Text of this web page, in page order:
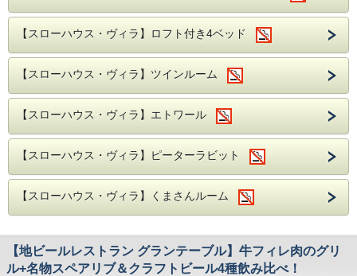
【スローハウス・ヴィラ】ロフト付き4ベッド
【スローハウス・ヴィラ】ツインルーム
【スローハウス・ヴィラ】エトワール
【スローハウス・ヴィラ】ピーターラビット
【スローハウス・ヴィラ】くまさんルーム
【地ビールレストラン グランテーブル】牛フィレ肉のグリ
ル+名物スペアリブ＆クラフトビール4種飲み比べ！